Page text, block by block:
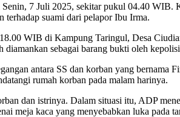
7 Juli 2025, sekitar pukul 04.40 WIB.
suami dari pelapor Ibu Irma.
WIB di Kampung Taringul, Desa
sebagai barang bukti oleh
antara SS dan korban yang bernama
rumah korban pada malam harinya.
dan istrinya. Dalam situasi itu, ADP
meja kaca yang menyebabkan luka pada